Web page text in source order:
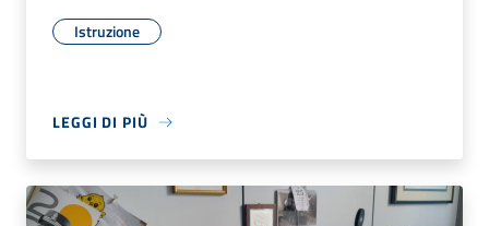
Istruzione
LEGGI DI PIÙ